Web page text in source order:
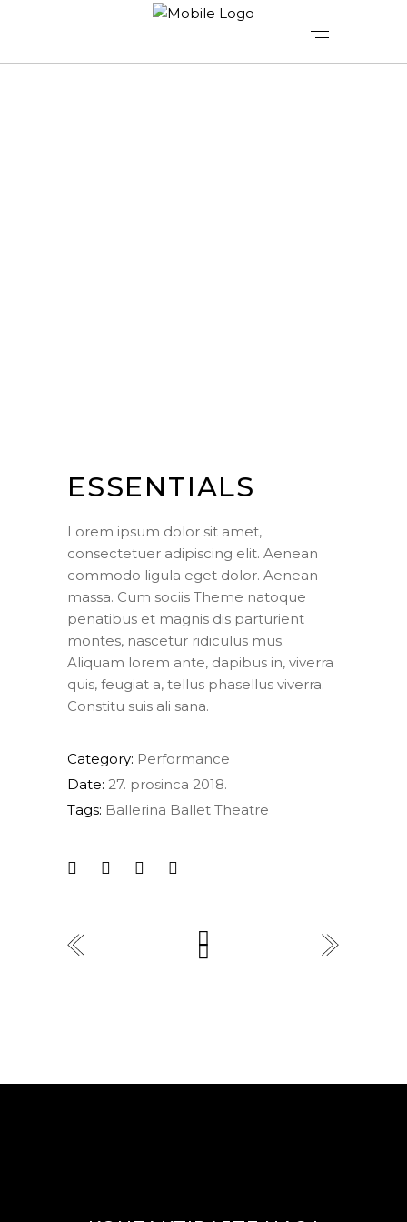
ESSENTIALS
Lorem ipsum dolor sit amet,
consectetuer adipiscing elit. Aenean
commodo ligula eget dolor. Aenean
massa. Cum sociis Theme natoque
penatibus et magnis dis parturient
montes, nascetur ridiculus mus.
Aliquam lorem ante, dapibus in, viverra
quis, feugiat a, tellus phasellus viverra.
Constitu suis ali sana.
Category: Performance
Date: 27. prosinca 2018.
Tags: Ballerina Ballet Theatre